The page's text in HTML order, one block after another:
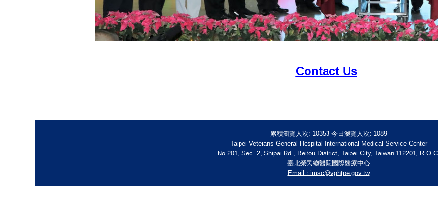
Contact Us
累積瀏覽人次: 10353 今日瀏覽人次: 1089
Taipei Veterans General Hospital International Medical Service Center
No.201, Sec. 2, Shipai Rd., Beitou District, Taipei City, Taiwan 112201,
臺北榮民總醫院國際醫療中心
Email：imsc@vghtpe.gov.tw